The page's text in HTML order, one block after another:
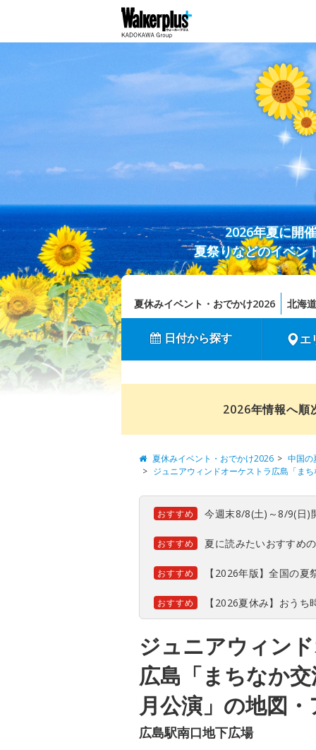
2026年夏に開
夏祭りなどのイベン
夏休みイベント・おでかけ2026 北海道
日付から探す エ
2026年情報へ順
夏休みイベント・おでかけ2026
中国の
ジュニアウィンドオーケストラ広島「ま
おすすめ 今週末8/8(土)～8/9(日)
おすすめ 夏に読みたいおすすめ
おすすめ 【2026年版】全国の
おすすめ 【2026夏休み】おう
ジュニアウィン
広島「まちなか
月公演」の地図
広島駅南口地下広場